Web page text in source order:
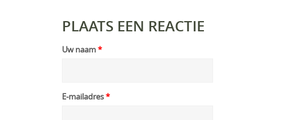
PLAATS EEN REACTIE
Uw naam*
E-mailadres*